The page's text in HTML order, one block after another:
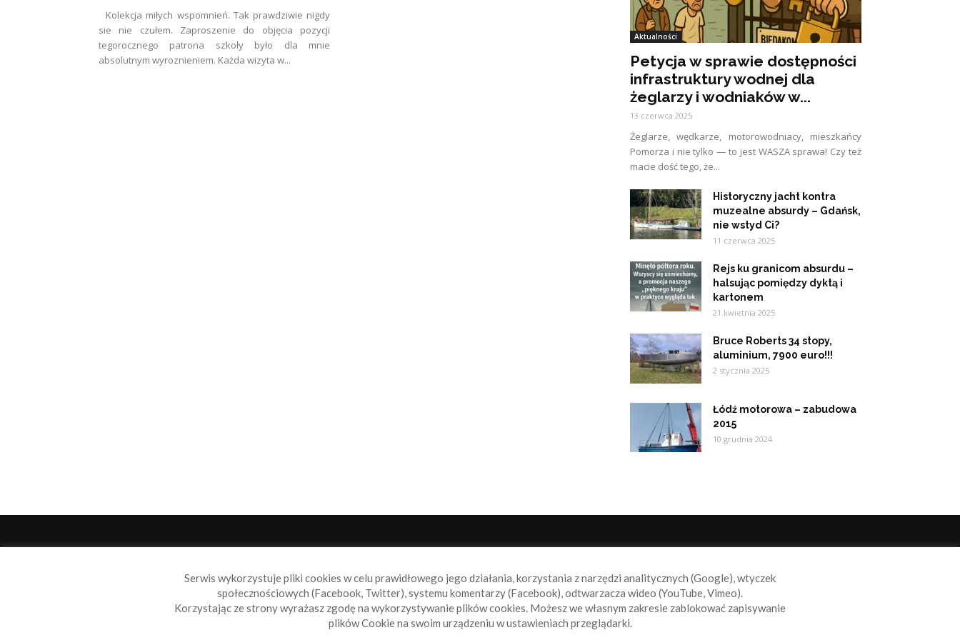
Kolekcja miłych wspomnień. Tak prawdziwie nigdy
sie nie czułem. Zaproszenie do objęcia pozycji
tegorocznego patrona szkoły było dla mnie
absolutnym wyroznieniem. Każda wizyta w...
Aktualności
Petycja w sprawie dostępności
infrastruktury wodnej dla
żeglarzy i wodniaków w...
13 czerwca 2025
Żeglarze, wędkarze, motorowodniacy, mieszkańcy
Pomorza i nie tylko — to jest WASZA sprawa! Czy też
macie dość tego, że...
Historyczny jacht kontra
muzealne absurdy – Gdańsk,
nie wstyd Ci?
11 czerwca 2025
Rejs ku granicom absurdu –
halsując pomiędzy dyktą i
kartonem
21 kwietnia 2025
Bruce Roberts 34 stopy,
aluminium, 7900 euro!!!
2 stycznia 2025
Łódź motorowa – zabudowa
2015
10 grudnia 2024
Sailbook.pl to miejsce dla wszystkich, którzy szukają aktualnych
wiadomości ze świata żeglarstwa, świata motorowodniactwa i
nie tylko.
Serwis wykorzystuje pliki cookies w celu prawidłowego jego działania, korzystania z narzędzi analitycznych (Google), wtyczek
społecznościowych (Facebook, Twitter), systemu komentarzy (Facebook), odtwarzacza wideo (YouTube, Vimeo).
Korzystając ze strony wyrażasz zgodę na wykorzystywanie plików cookies. Możesz we własnym zakresie zablokować zapisywanie
plików Cookie na swoim urządzeniu w ustawieniach przeglądarki.